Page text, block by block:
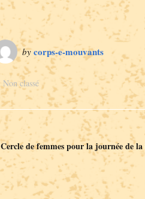
by corps-e-mouvants
Non classé
Cercle de femmes pour la journée de